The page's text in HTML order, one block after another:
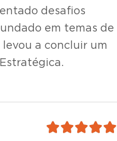
desafios
em temas de
levou a concluir um